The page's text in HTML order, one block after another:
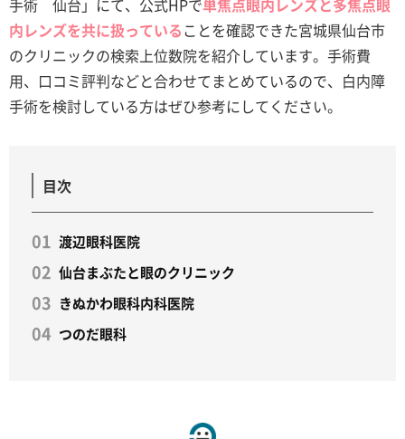
内レンズを共に扱っていることを確認できた宮城県仙台市
のクリニックの検索上位数院を紹介しています。手術費
用、口コミ評判などと合わせてまとめているので、白内障
手術を検討している方はぜひ参考にしてください。
目次
渡辺眼科医院
仙台まぶたと眼のクリニック
きぬかわ眼科内科医院
つのだ眼科